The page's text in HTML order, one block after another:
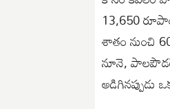
13,650
శాతం నుంచి
నూనె,